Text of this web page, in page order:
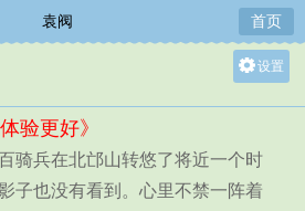
袁阀 首页
设置
中
小
验更好》
兵在北邙山转悠了将近一个时
子也没有看到。心里不禁一阵着